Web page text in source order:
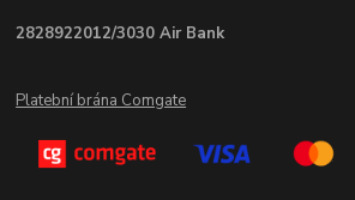
2828922012/3030 Air Bank
Platební brána Comgate